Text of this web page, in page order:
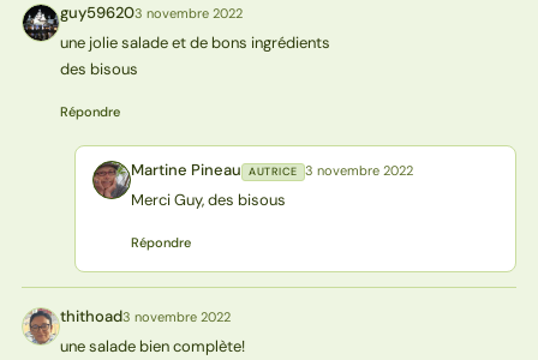
G guy596203 novembre 2022
une jolie salade et de bons ingrédients
des bisous
Répondre
MP Martine Pineau AUTRICE 3 novembre 2022
Merci Guy, des bisous
Répondre
T thithoad3 novembre 2022
une salade bien complète!